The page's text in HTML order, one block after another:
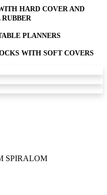
HARD COVER AND
PLANNERS
WITH SOFT COVERS
SPIRALOM